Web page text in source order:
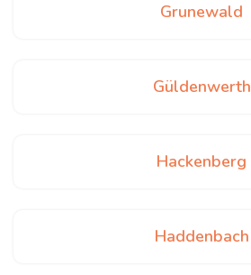
Grunewald
Güldenwerth
Hackenberg
Haddenbach